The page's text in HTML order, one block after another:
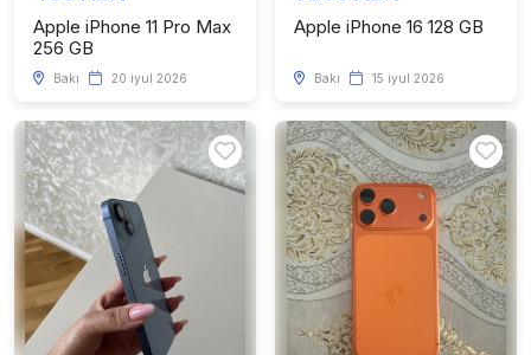
Apple iPhone 11 Pro Max
256 GB
Bakı 20 iyul 2026
Apple iPhone 16 128 GB
Bakı 15 iyul 2026